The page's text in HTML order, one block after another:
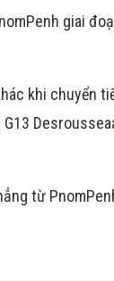
giai
khi chuyển
từ